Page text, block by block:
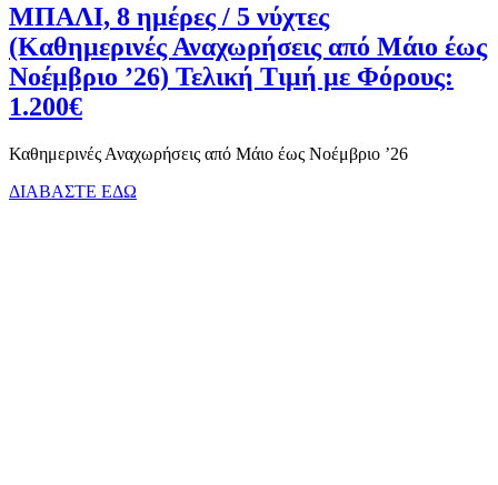
ΜΠΑΛΙ, 8 ημέρες / 5 νύχτες
(Καθημερινές Αναχωρήσεις από Μάιο έως
Νοέμβριο ’26) Τελική Τιμή με Φόρους:
1.200€
Καθημερινές Αναχωρήσεις από Μάιο έως Νοέμβριο ’26
ΔΙΑΒΑΣΤΕ ΕΔΩ